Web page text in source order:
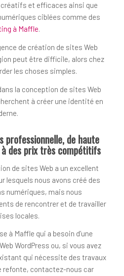
et efficaces ainsi que
ciblées comme des
à Maffle.
de création de sites Web
peut être difficile, alors chez
les choses simples.
la conception de sites Web
à créer une identité en
professionnelle, de haute
des prix très compétitifs
de sites Web a un excellent
lesquels nous avons créé des
numériques, mais nous
de rencontrer et de travailler
locales.
à Maffle qui a besoin d’une
WordPress ou, si vous avez
qui nécessite des travaux
refonte, contactez-nous car